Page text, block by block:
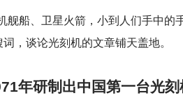
船、卫星火箭，小到人们手中的
，谈论光刻机的文章铺天盖地。
年研制出中国第一台光刻